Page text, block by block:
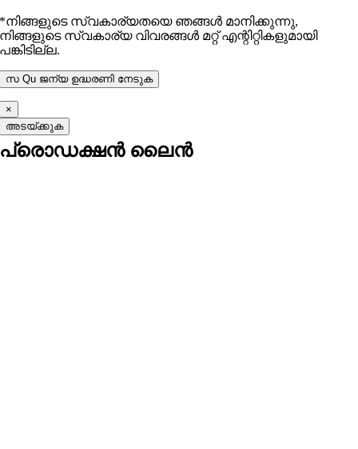
*നിങ്ങളുടെ സ്വകാര്യതയെ ഞങ്ങൾ മാനിക്കുന്നു,
നിങ്ങളുടെ സ്വകാര്യ വിവരങ്ങൾ മറ്റ് എന്റിറ്റികളുമായി
പങ്കിടില്ല.
×
അടയ്ക്കുക
പ്രൊഡക്ഷൻ ലൈൻ